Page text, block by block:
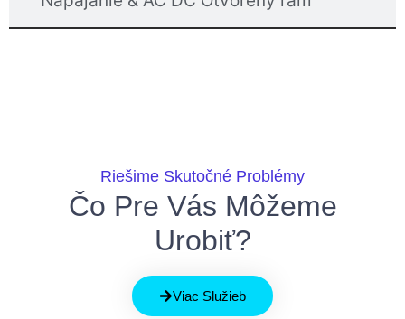
Riešime Skutočné Problémy
Čo Pre Vás Môžeme
Urobiť?
Viac Služieb